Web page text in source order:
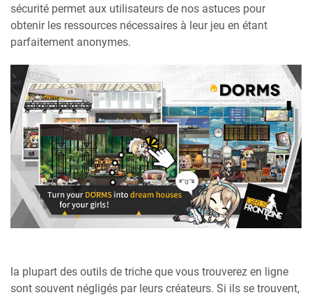
sécurité permet aux utilisateurs de nos astuces pour
obtenir les ressources nécessaires à leur jeu en étant
parfaitement anonymes.
la plupart des outils de triche que vous trouverez en ligne
sont souvent négligés par leurs créateurs. Si ils se trouvent,